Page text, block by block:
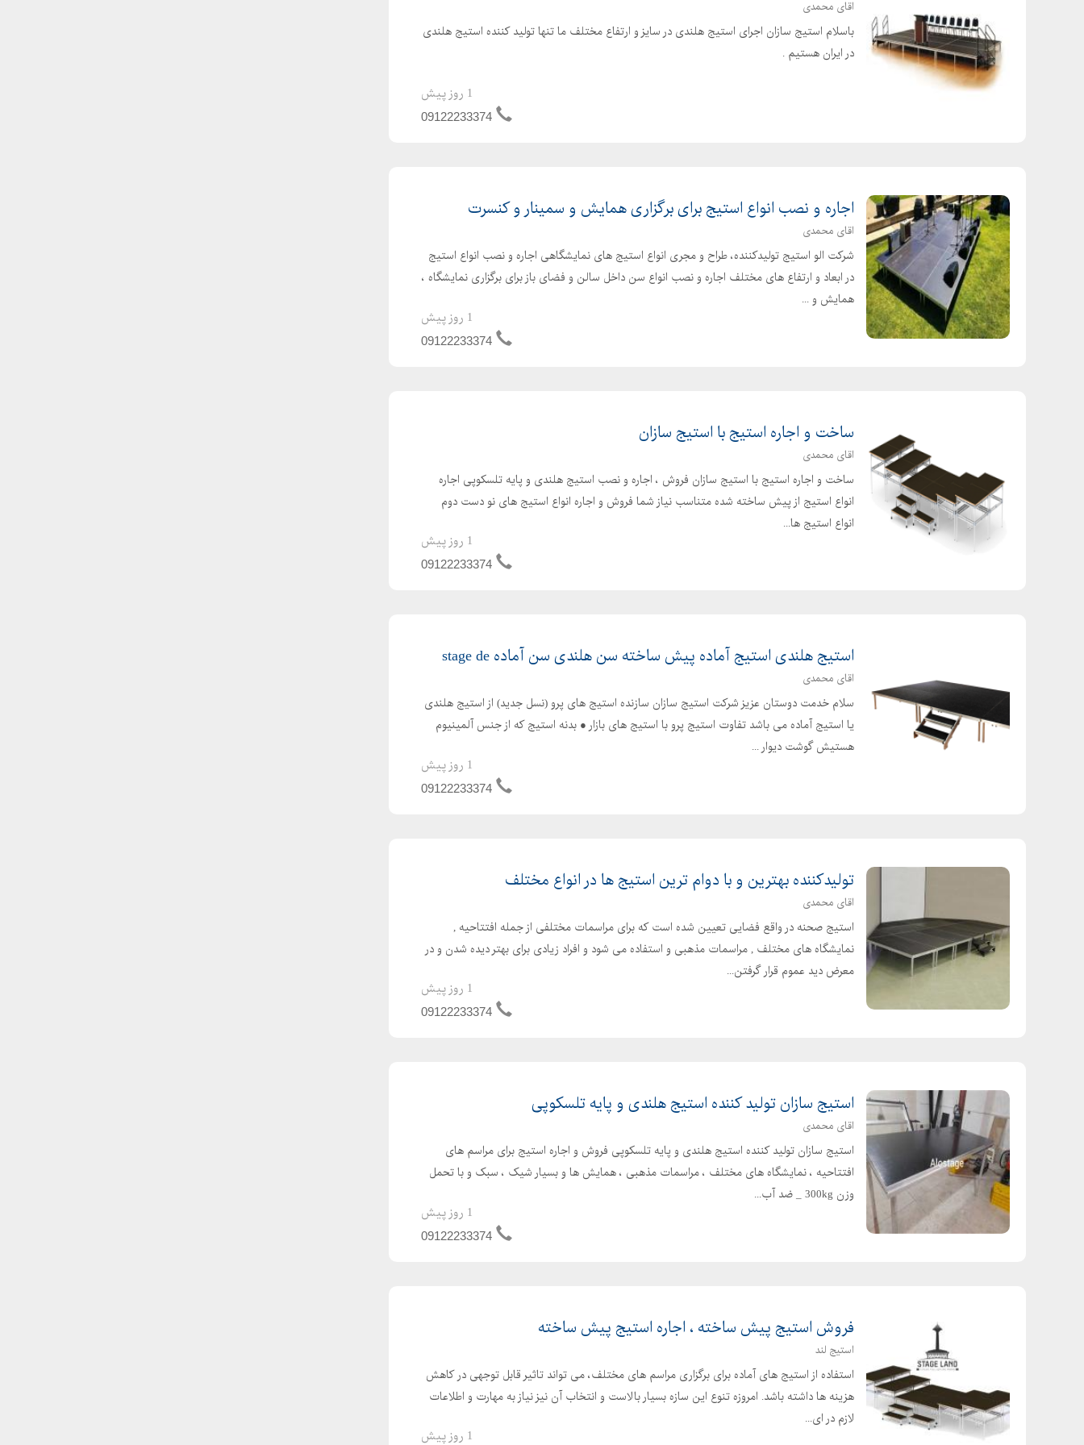
اقای محمدی
باسلام استیج سازان اجرای استیج هلندی در سایز و ارتفاع مختلف ما تنها تولید کننده استیج هلندی
در ایران هستیم .
1 روز پیش
09122233374
اجاره و نصب انواع استیج برای برگزاری همایش و سمینار و کنسرت
اقای محمدی
شرکت الو استیج تولیدکننده، طراح و مجری انواع استیج های نمایشگاهی اجاره و نصب انواع استیج
در ابعاد و ارتفاع های مختلف اجاره و نصب انواع سن داخل سالن و فضای باز برای برگزاری نمایشگاه ،
همایش و ...
1 روز پیش
09122233374
ساخت و اجاره استیج با استیج سازان
اقای محمدی
ساخت و اجاره استیج با استیج سازان فروش ، اجاره و نصب استیج هلندی و پایه تلسکوپی اجاره
انواع استیج از پیش ساخته شده متناسب نیاز شما فروش و اجاره انواع استیج های نو دست دوم
انواع استیج ها...
1 روز پیش
09122233374
استیج هلندی استیج آماده پیش ساخته سن هلندی سن آماده stage de
اقای محمدی
سلام خدمت دوستان عزیز شرکت استیج سازان سازنده استیج های پرو (نسل جدید) از استیج هلندی
یا استیج آماده می باشد تفاوت استیج پرو با استیج های بازار ● بدنه استیج که از جنس آلمینیوم
هستیش گوشت دیوار ...
1 روز پیش
09122233374
تولیدکننده بهترین و با دوام ترین استیج ها در انواع مختلف
اقای محمدی
استیج صحنه در واقع فضایی تعیین شده است که برای مراسمات مختلفی از جمله افتتاحیه ,
نمایشگاه های مختلف , مراسمات مذهبی و استفاده می شود و افراد زیادی برای بهتر دیده شدن و در
معرض دید عموم قرار گرفتن...
1 روز پیش
09122233374
استیج سازان تولید کننده استیج هلندی و پایه تلسکوپی
اقای محمدی
استیج سازان تولید کننده استیج هلندی و پایه تلسکوپی فروش و اجاره استیج برای مراسم های
افتتاحیه ، نمایشگاه های مختلف ، مراسمات مذهبی ، همایش ها و بسیار شیک ، سبک و با تحمل
وزن 300kg _ ضد آب...
1 روز پیش
09122233374
فروش استیج پیش ساخته ، اجاره استیج پیش ساخته
استیج لند
استفاده از استیج های آماده برای برگزاری مراسم های مختلف، می تواند تاثیر قابل توجهی در کاهش
هزینه ها داشته باشد. امروزه تنوع این سازه بسیار بالاست و انتخاب آن نیز نیاز به مهارت و اطلاعات
لازم در ای...
1 روز پیش